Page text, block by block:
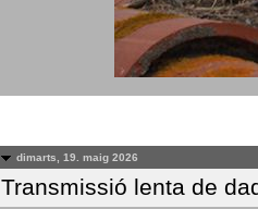
dimarts, 19. maig 2026
Transmissió lenta de